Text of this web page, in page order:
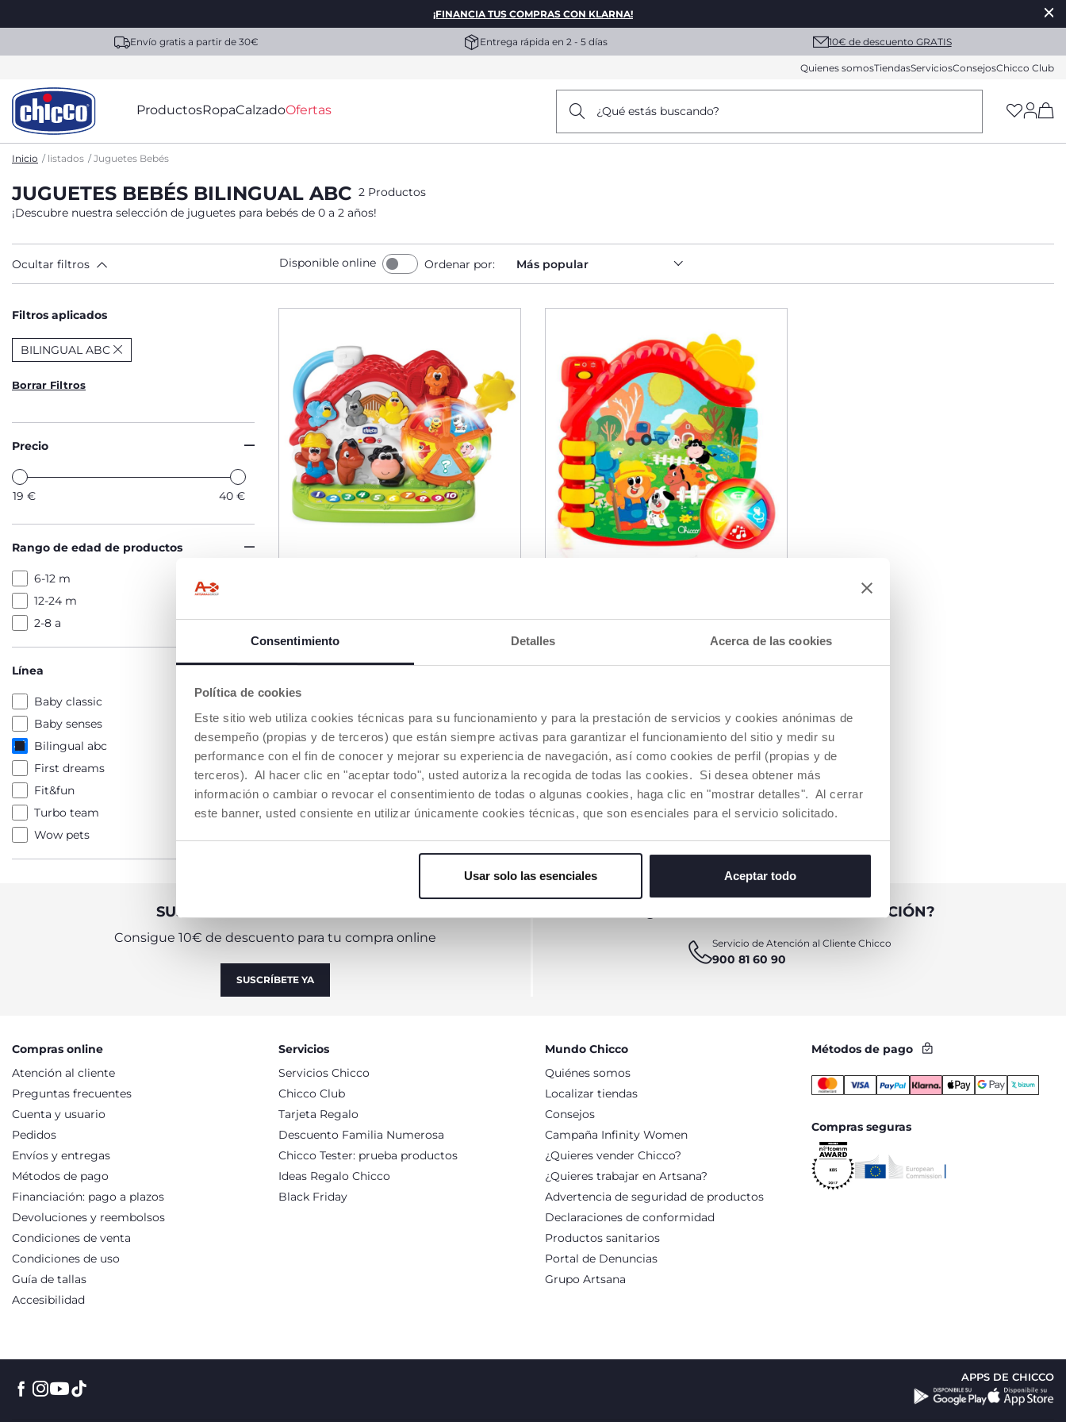
Consentimiento Detalles Acerca de las cookies
Política de cookies
Este sitio web utiliza cookies técnicas para su funcionamiento y para la prestación de servicios y cookies anónimas de
desempeño (propias y de terceros) que están siempre activas para garantizar el funcionamiento del sitio y medir su
performance con el fin de conocer y mejorar su experiencia de navegación, así como cookies de perfil (propias y de
terceros). Al hacer clic en "aceptar todo", usted autoriza la recogida de todas las cookies. Si desea obtener más
información o cambiar o revocar el consentimiento de todas o algunas cookies, haga clic en "mostrar detalles". Al cerrar
este banner, usted consiente en utilizar únicamente cookies técnicas, que son esenciales para el servicio solicitado.
Usar solo las esenciales Aceptar todo
¡FINANCIA TUS COMPRAS CON KLARNA!
Envío gratis a partir de 30€ Entrega rápida en 2 - 5 días 10€ de descuento GRATIS
Quienes somosTiendasServiciosConsejosChicco Club
ProductosRopaCalzadoOfertas ¿Qué estás buscando?
Inicio listados Juguetes Bebés
JUGUETES BEBÉS BILINGUAL ABC 2 Productos
¡Descubre nuestra selección de juguetes para bebés de 0 a 2 años!
Ocultar filtros Disponible online Ordenar por: Más popular
Filtros aplicados
BILINGUAL ABC
Borrar Filtros
Precio
19 € 40 €
Rango de edad de productos
6-12 m
12-24 m
2-8 a
Línea
Baby classic
Baby senses
Bilingual abc
First dreams
Fit&fun
Turbo team
Wow pets
Granja Bilingüe
€ 39,99
Libro de la Granja
SUSCRÍBETE A LA NEWSLETTER
Consigue 10€ de descuento para tu compra online
SUSCRÍBETE YA
¿NECESITAS AYUDA O INFORMACIÓN?
Servicio de Atención al Cliente Chicco
900 81 60 90
Compras online
Atención al cliente
Preguntas frecuentes
Cuenta y usuario
Pedidos
Envíos y entregas
Métodos de pago
Financiación: pago a plazos
Devoluciones y reembolsos
Condiciones de venta
Condiciones de uso
Guía de tallas
Accesibilidad
Servicios
Servicios Chicco
Chicco Club
Tarjeta Regalo
Descuento Familia Numerosa
Chicco Tester: prueba productos
Ideas Regalo Chicco
Black Friday
Mundo Chicco
Quiénes somos
Localizar tiendas
Consejos
Campaña Infinity Women
¿Quieres vender Chicco?
¿Quieres trabajar en Artsana?
Advertencia de seguridad de productos
Declaraciones de conformidad
Productos sanitarios
Portal de Denuncias
Grupo Artsana
Métodos de pago
Compras seguras
APPS DE CHICCO